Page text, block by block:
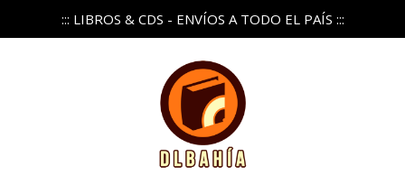
::: LIBROS & CDS - ENVÍOS A TODO EL PAÍS :::